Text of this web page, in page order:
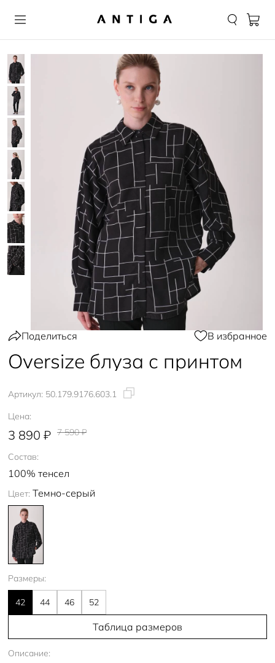
Поделиться В избранное
Oversize блуза с принтом
Артикул: 50.179.9176.603.1
Цена:
3 890 ₽ 7 590 ₽
Состав:
100% тенсел
Цвет: Темно-серый
Размеры:
42 44 46 52
Таблица размеров
Описание: